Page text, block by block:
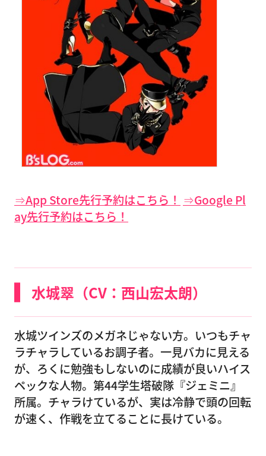
⇒App Store先行予約はこちら！ ⇒Google Pl
ay先行予約はこちら！
水城翠（CV：西山宏太朗）
水城ツインズのメガネじゃない方。いつもチャ
ラチャラしているお調子者。一見バカに見える
が、ろくに勉強もしないのに成績が良いハイス
ペックな人物。第44学生塔破隊『ジェミニ』
所属。チャラけているが、実は冷静で頭の回転
が速く、作戦を立てることに長けている。